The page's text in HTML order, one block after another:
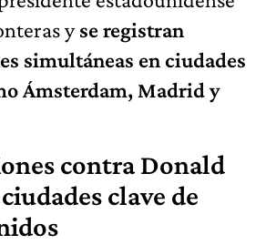
yse registran
simultáneas en ciudades
Ámsterdam, Madrid y
contra Donald
clave de